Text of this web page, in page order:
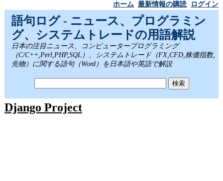
ホーム 最新情報の購読 ログイン
語句ログ - ニュース、プログラミン
グ、システムトレードの用語解説
日本の注目ニュース、コンピュータープログラミング
（C/C++,Perl,PHP,SQL）、システムトレード（FX,CFD,株価指数,
先物）に関する語句（Word）を日本語や英語で解説
Django Project